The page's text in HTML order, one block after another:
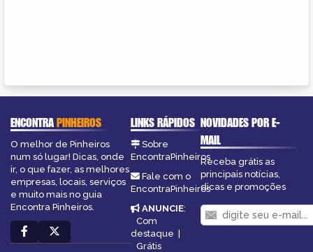
ENCONTRAPINHEIROS
O melhor de Pinheiros
num só lugar! Dicas, onde
ir, o que fazer, as melhores
empresas, locais, serviços
e muito mais no guia
Encontra Pinheiros.
LINKS RÁPIDOS
Sobre
EncontraPinheiros
Fale com o
EncontraPinheiros
ANUNCIE:
Com
destaque |
Grátis
NOVIDADES POR E-
MAIL
Receba grátis as
principais notícias,
dicas e promoções